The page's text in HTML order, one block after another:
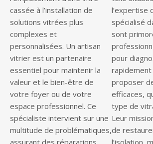
cassée à l’installation de
solutions vitrées plus
complexes et
personnalisées. Un artisan
vitrier est un partenaire
essentiel pour maintenir la
valeur et le bien-être de
votre foyer ou de votre
espace professionnel. Ce
spécialiste intervient sur une
multitude de problématiques,
l’expertise
spécialisé
sont
pour
proposer
efficaces,
type de
Leur
de